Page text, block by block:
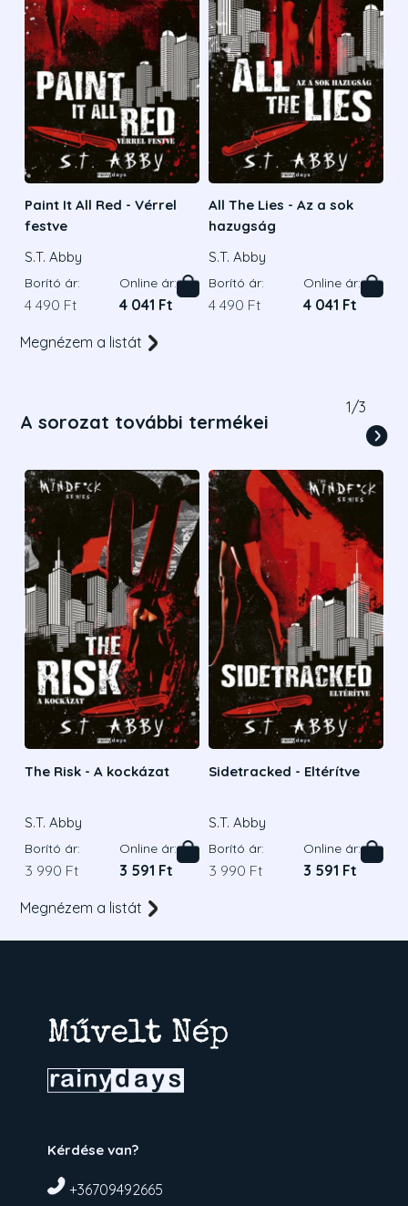
Paint It All Red - Vérrel
festve
S.T. Abby
Borító ár:
4 490 Ft
Online ár:
4 041 Ft
All The Lies - Az a sok
hazugság
S.T. Abby
Borító ár:
4 490 Ft
Online ár:
4 041 Ft
Megnézem a listát
A sorozat további termékei
1/3
The Risk - A kockázat
S.T. Abby
Borító ár:
3 990 Ft
Online ár:
3 591 Ft
Sidetracked - Eltérítve
S.T. Abby
Borító ár:
3 990 Ft
Online ár:
3 591 Ft
Megnézem a listát
Kérdése van?
+36709492665